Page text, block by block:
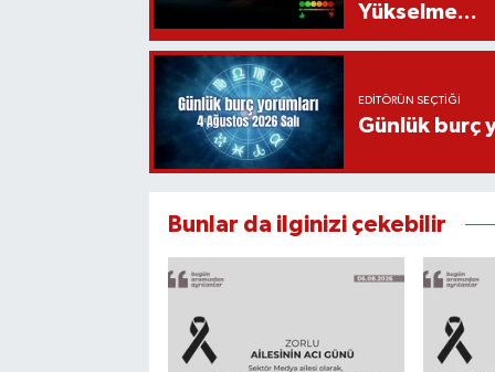
Yükselme...
EDITÖRÜN SEÇTIĞI
Günlük burç
Bunlar da ilginizi çekebilir